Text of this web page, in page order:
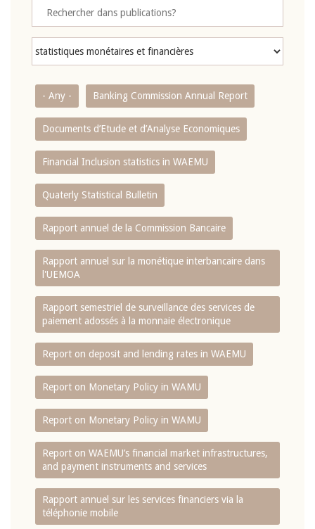
- Any - Banking Commission Annual Report
Documents d’Etude et d’Analyse Economiques
Financial Inclusion statistics in WAEMU
Quaterly Statistical Bulletin
Rapport annuel de la Commission Bancaire
Rapport annuel sur la monétique interbancaire dans
l'UEMOA
Rapport semestriel de surveillance des services de
paiement adossés à la monnaie électronique
Report on deposit and lending rates in WAEMU
Report on Monetary Policy in WAMU
Report on Monetary Policy in WAMU
Report on WAEMU’s financial market infrastructures,
and payment instruments and services
Rapport annuel sur les services financiers via la
téléphonie mobile